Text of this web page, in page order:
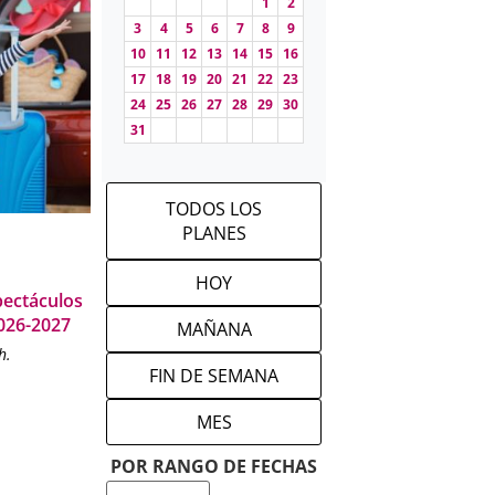
teatro de
aire libre y
el
y visual
público
un Hilo
de
gratuitas
2027
3
4 5 6 7 8
9
10
11 12 13 14 15 16
17
18 19 20 21 22 23
24 25 26 27 28 29 30
31
TODOS LOS
PLANES
HOY
MAÑANA
FIN DE SEMANA
MES
POR RANGO DE FECHAS